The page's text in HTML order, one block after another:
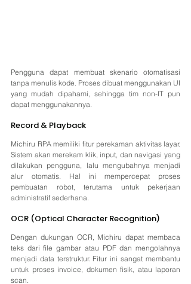
Pengguna dapat membuat skenario otomatisasi
tanpa menulis kode. Proses dibuat menggunakan UI
yang mudah dipahami, sehingga tim non-IT pun
dapat menggunakannya.
Record & Playback
Michiru RPA memiliki fitur perekaman aktivitas layar.
Sistem akan merekam klik, input, dan navigasi yang
dilakukan pengguna, lalu mengubahnya menjadi
alur otomatis. Hal ini mempercepat proses
pembuatan robot, terutama untuk pekerjaan
administratif sederhana.
OCR (Optical Character Recognition)
Dengan dukungan OCR, Michiru dapat membaca
teks dari file gambar atau PDF dan mengolahnya
menjadi data terstruktur. Fitur ini sangat membantu
untuk proses invoice, dokumen fisik, atau laporan
scan.